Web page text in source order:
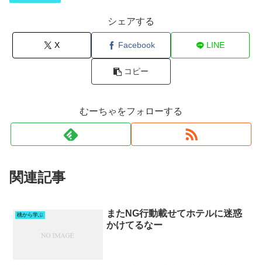
シェアする
X Facebook LINE
コピー
むーちゃをフォローする
関連記事
桃から学ぶ
またNG行動載せてホテルに迷惑
かけてるなー